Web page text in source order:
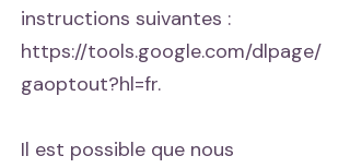
instructions suivantes :
https://tools.google.com/dlpage/
gaoptout?hl=fr.
Il est possible que nous